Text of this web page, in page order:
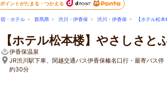
ポイントがたまる・つかえる
宿・ホテル > 群馬県 > 渋川・伊香保 > 渋川・伊香保 > 【ホテル松
【ホテル松本楼】やさしさと
伊香保温泉
JR渋川駅下車、関越交通バス伊香保榛名口行・最寄バス
約30分